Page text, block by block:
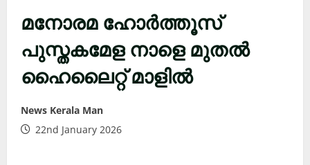
മനോരമ ഹോർത്തൂസ്
പുസ്തകമേള നാളെ മുതൽ
ഹൈലൈറ്റ് മാളിൽ
News Kerala Man
22nd January 2026